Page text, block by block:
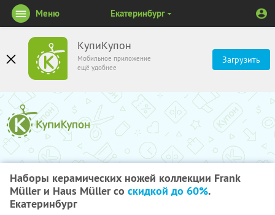
КупиКупон
Мобильное приложение
ещё удобнее
Загрузить
Меню Екатеринбург
Наборы керамических ножей коллекции Frank
Müller и Haus Müller со скидкой до 60%.
Екатеринбург